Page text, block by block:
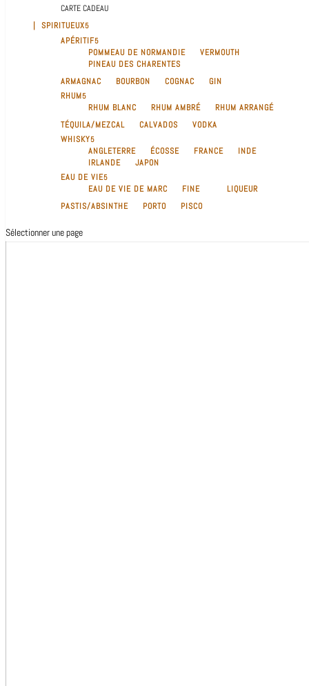
CARTE CADEAU
| SPIRITUEUX
APÉRITIF
POMMEAU DE NORMANDIE
VERMOUTH
PINEAU DES CHARENTES
ARMAGNAC
BOURBON COGNAC
GIN
RHUM
RHUM BLANC
RHUM AMBRÉ
RHUM ARRANGÉ
TÉQUILA/MEZCAL
CALVADOS
VODKA
WHISKY
ANGLETERRE
ÉCOSSE FRANCE
INDE
IRLANDE
JAPON
EAU DE VIE
EAU DE VIE DE MARC
FINE
LIQUEUR
PASTIS/ABSINTHE
PORTO PISCO
Sélectionner une page